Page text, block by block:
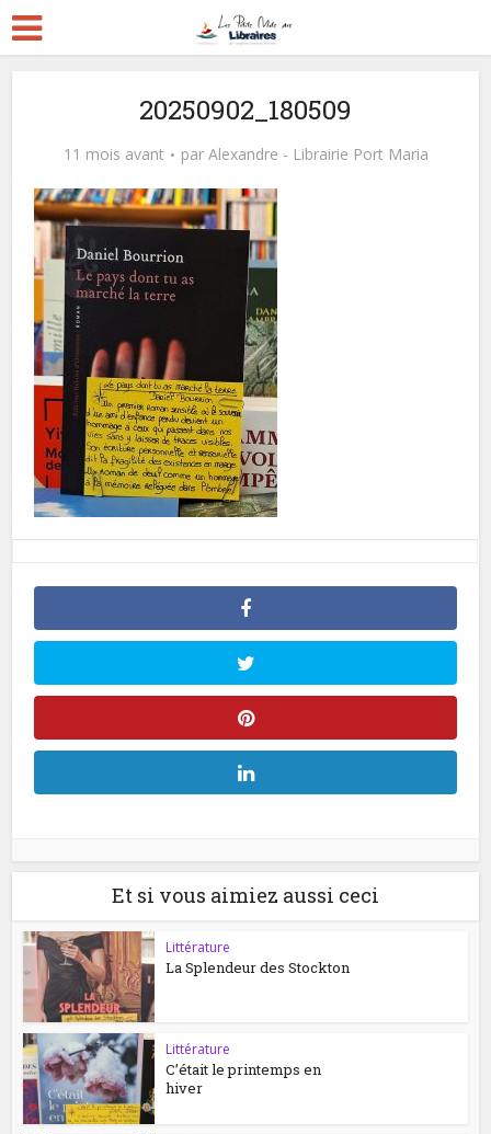
20250902_180509
11 mois avant par Alexandre - Librairie Port Maria
Et si vous aimiez aussi ceci
Littérature
La Splendeur des Stockton
Littérature
C’était le printemps en
hiver